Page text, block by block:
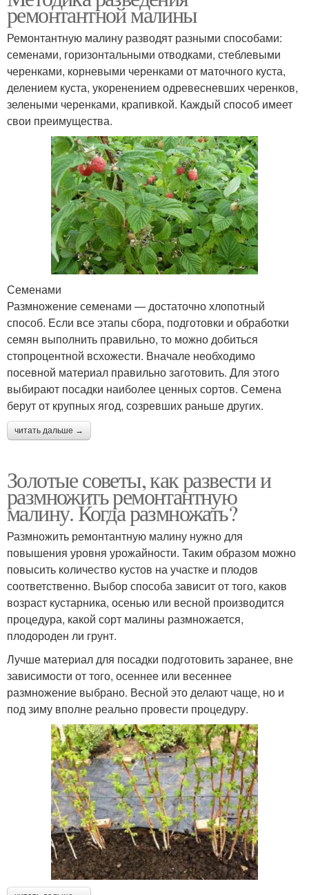
ремонтантной малины
Ремонтантную малину разводят разными способами:
семенами, горизонтальными отводками, стеблевыми
черенками, корневыми черенками от маточного куста,
делением куста, укоренением одревесневших черенков,
зелеными черенками, крапивкой. Каждый способ имеет
свои преимущества.
Семенами
Размножение семенами — достаточно хлопотный
способ. Если все этапы сбора, подготовки и обработки
семян выполнить правильно, то можно добиться
стопроцентной всхожести. Вначале необходимо
посевной материал правильно заготовить. Для этого
выбирают посадки наиболее ценных сортов. Семена
берут от крупных ягод, созревших раньше других.
читать дальше →
Золотые советы, как развести и
размножить ремонтантную
малину. Когда размножать?
Размножить ремонтантную малину нужно для
повышения уровня урожайности. Таким образом можно
повысить количество кустов на участке и плодов
соответственно. Выбор способа зависит от того, каков
возраст кустарника, осенью или весной производится
процедура, какой сорт малины размножается,
плодороден ли грунт.
Лучше материал для посадки подготовить заранее, вне
зависимости от того, осеннее или весеннее
размножение выбрано. Весной это делают чаще, но и
под зиму вполне реально провести процедуру.